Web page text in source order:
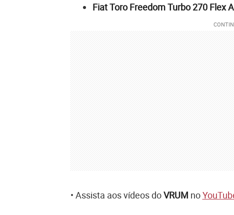
Fiat Toro Freedom Turbo 270 Flex
• Assista aos vídeos doVRUM no